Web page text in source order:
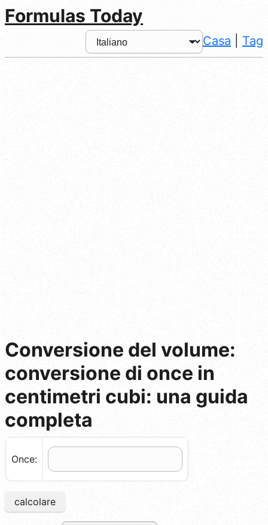
Formulas Today
Casa Tag
Conversione del volume:
conversione di once in
centimetri cubi: una guida
completa
Once:
calcolare